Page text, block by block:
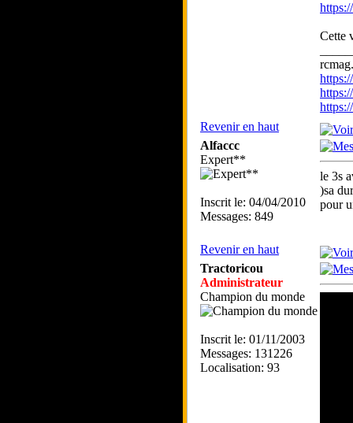
Cette
Revenir en haut
Alfaccc
Expert**
Inscrit le: 04/04/2010
Messages: 849
le 3s
)sa
pour
Revenir en haut
Tractoricou
Administrateur
Champion du monde
Inscrit le: 01/11/2003
Messages: 131226
Localisation: 93